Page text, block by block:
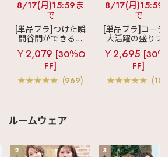
8/17(月)15:59ま
で
[単品ブラ]つけた瞬
間谷間ができるシ
ームレスブラ
超
盛ブラ(R) シームレ
ス 単品ブラジャー
￥2,079 [30％O
FF]
(969)
8/17(月)15:59
で
[単品ブラ]コーデ
大活躍の盛りブ
ショートレン
ス ブラトップ 超
ブラ(R) 単品ブ
ャー
￥2,695 [30
FF]
ルームウェア
2 3